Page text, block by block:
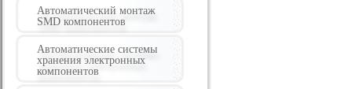
Автоматический монтаж
SMD компонентов
Автоматические системы
хранения электронных
компонентов